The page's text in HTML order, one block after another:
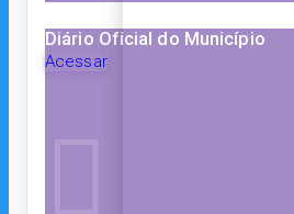
Diário Oficial do Município
Acessar